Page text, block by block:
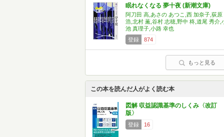
眠れなくなる 夢十夜 (新潮文庫)
阿刀田 高,あさの あつこ,西 加奈子,荻原
浩,北村 薫,谷村 志穂,野中 柊,道尾 秀介,
池 真理子,小路 幸也
登録
874
もっと見る
この本を読んだ人がよく読む本
図解 収益認識基準のしくみ〈改訂
版〉
登録 16